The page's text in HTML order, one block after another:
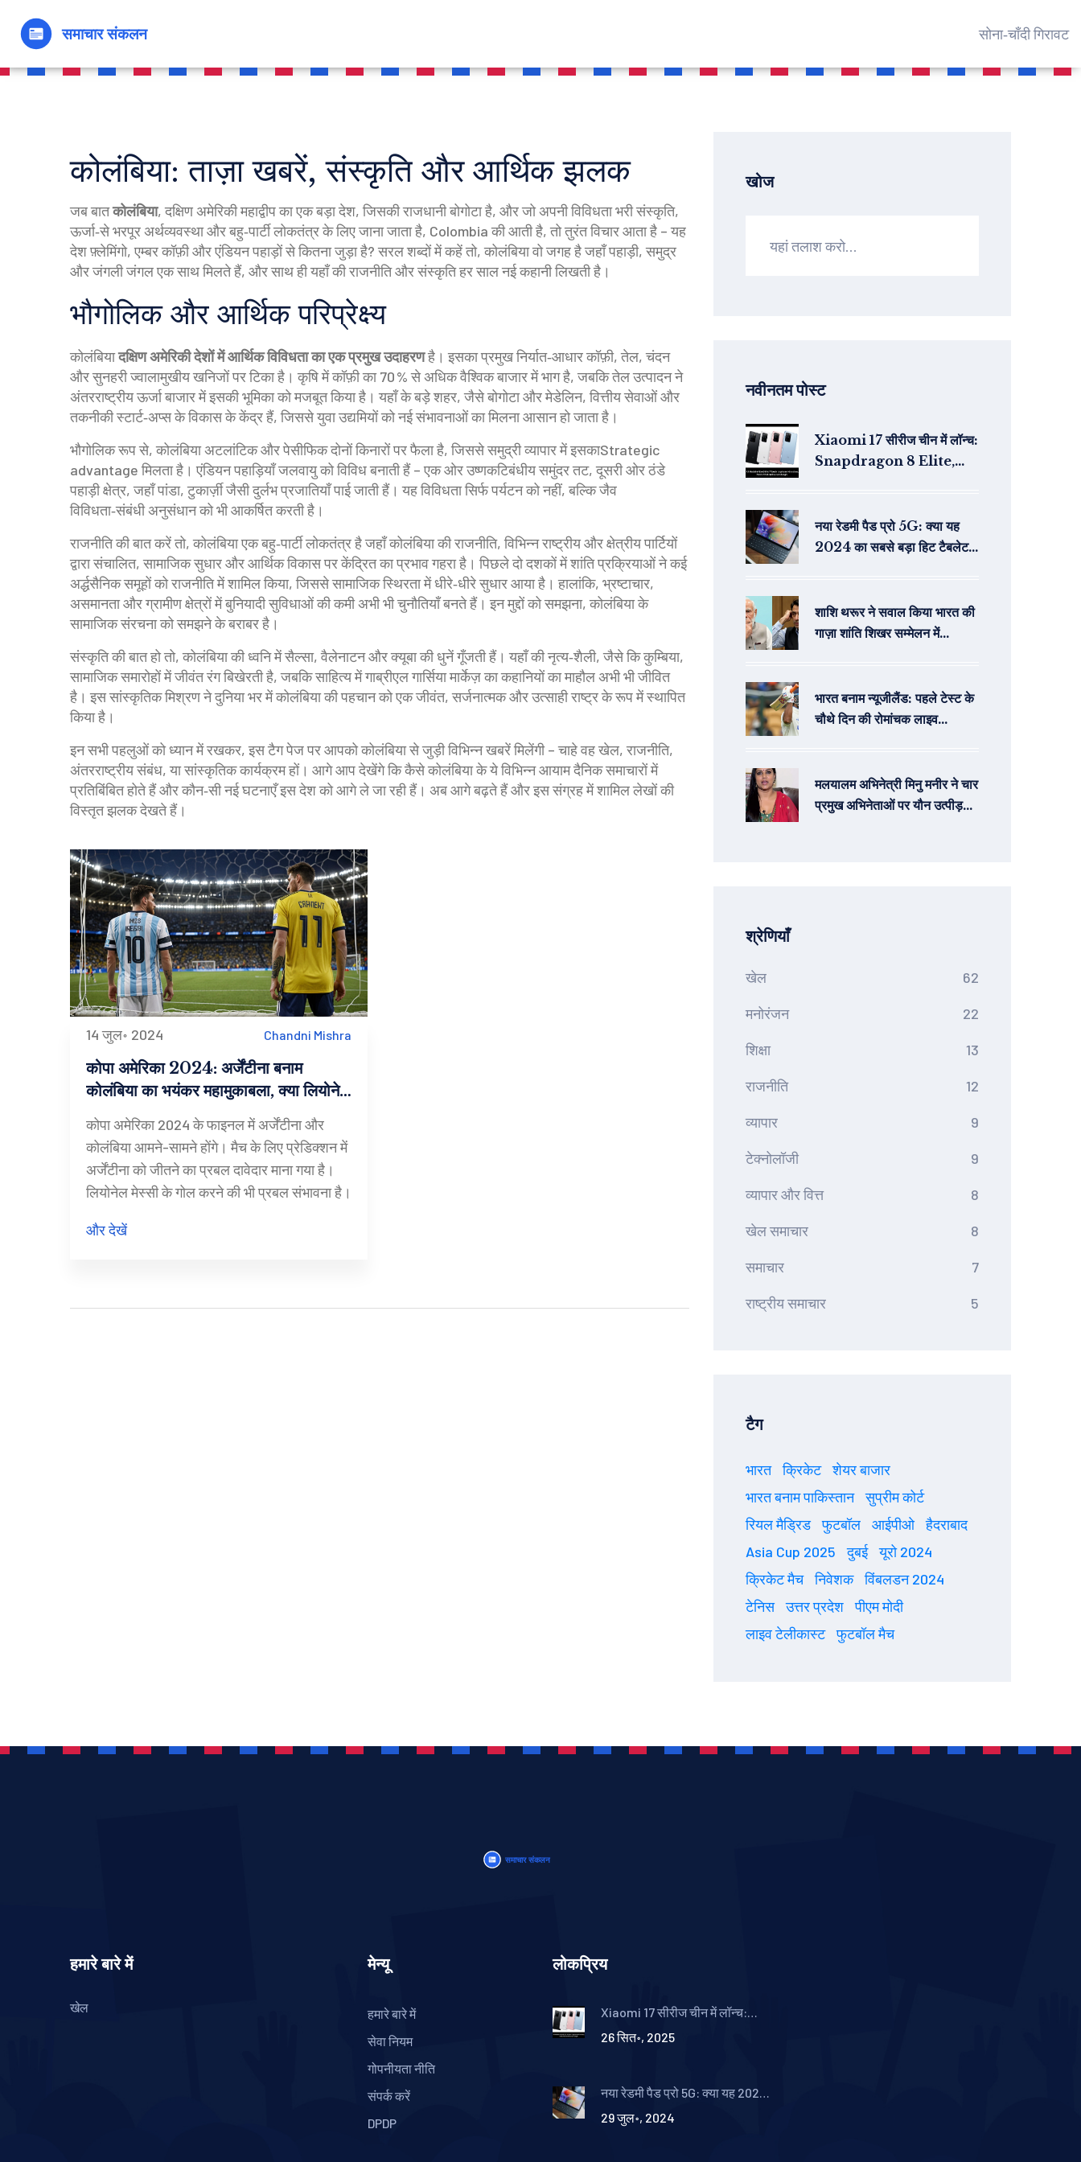
सोना‑चाँदी गिरावट
कोलंबिया: ताज़ा खबरें, संस्कृति और आर्थिक झलक
जब बातकोलंबिया,दक्षिण अमेरिकी महाद्वीप का एक बड़ा देश, जिसकी राजधानी बोगोटा है, और जो अपनी विविधता भरी संस्कृति,
ऊर्जा‑से भरपूर अर्थव्यवस्था और बहु‑पार्टी लोकतंत्र के लिए जाना जाता है, Colombiaकी आती है, तो तुरंत विचार आता है – यह
देश फ़्लेमिंगो, एम्बर कॉफ़ी और एंडियन पहाड़ों से कितना जुड़ा है? सरल शब्दों में कहें तो, कोलंबिया वो जगह है जहाँ पहाड़ी, समुद्र
और जंगली जंगल एक साथ मिलते हैं, और साथ ही यहाँ की राजनीति और संस्कृति हर साल नई कहानी लिखती है।
भौगोलिक और आर्थिक परिप्रेक्ष्य
कोलंबियादक्षिण अमेरिकी देशों में आर्थिक विविधता का एक प्रमुख उदाहरणहै। इसका प्रमुख निर्यात‑आधार कॉफ़ी, तेल, चंदन
और सुनहरी ज्वालामुखीय खनिजों पर टिका है। कृषि में कॉफ़ी का 70 % से अधिक वैश्विक बाजार में भाग है, जबकि तेल उत्पादन ने
अंतरराष्ट्रीय ऊर्जा बाजार में इसकी भूमिका को मजबूत किया है। यहाँ के बड़े शहर, जैसे बोगोटा और मेडेलिन, वित्तीय सेवाओं और
तकनीकी स्टार्ट‑अप्स के विकास के केंद्र हैं, जिससे युवा उद्यमियों को नई संभावनाओं का मिलना आसान हो जाता है।
भौगोलिक रूप से, कोलंबिया अटलांटिक और पेसीफिक दोनों किनारों पर फैला है, जिससे समुद्री व्यापार में इसकाStrategic
advantage मिलता है। एंडियन पहाड़ियाँ जलवायु को विविध बनाती हैं – एक ओर उष्णकटिबंधीय समुंदर तट, दूसरी ओर ठंडे
पहाड़ी क्षेत्र, जहाँ पांडा, टुकार्ज़ी जैसी दुर्लभ प्रजातियाँ पाई जाती हैं। यह विविधता सिर्फ पर्यटन को नहीं, बल्कि जैव
विविधता‑संबंधी अनुसंधान को भी आकर्षित करती है।
राजनीति की बात करें तो, कोलंबिया एक बहु‑पार्टी लोकतंत्र है जहाँकोलंबिया की राजनीति,विभिन्न राष्ट्रीय और क्षेत्रीय पार्टियों
द्वारा संचालित, सामाजिक सुधार और आर्थिक विकास पर केंद्रितका प्रभाव गहरा है। पिछले दो दशकों में शांति प्रक्रियाओं ने कई
अर्द्धसैनिक समूहों को राजनीति में शामिल किया, जिससे सामाजिक स्थिरता में धीरे‑धीरे सुधार आया है। हालांकि, भ्रष्टाचार,
असमानता और ग्रामीण क्षेत्रों में बुनियादी सुविधाओं की कमी अभी भी चुनौतियाँ बनते हैं। इन मुद्दों को समझना, कोलंबिया के
सामाजिक संरचना को समझने के बराबर है।
संस्कृति की बात हो तो, कोलंबिया की ध्वनि में सैल्सा, वैलेनाटन और क्यूबा की धुनें गूँजती हैं। यहाँ की नृत्य‑शैली, जैसे कि कुम्बिया,
सामाजिक समारोहों में जीवंत रंग बिखेरती है, जबकि साहित्य में गाब्रीएल गार्सिया मार्केज़ का कहानियों का माहौल अभी भी जीवित
है। इस सांस्कृतिक मिश्रण ने दुनिया भर में कोलंबिया की पहचान को एक जीवंत, सर्जनात्मक और उत्साही राष्ट्र के रूप में स्थापित
किया है।
इन सभी पहलुओं को ध्यान में रखकर, इस टैग पेज पर आपको कोलंबिया से जुड़ी विभिन्न खबरें मिलेंगी – चाहे वह खेल, राजनीति,
अंतरराष्ट्रीय संबंध, या सांस्कृतिक कार्यक्रम हों। आगे आप देखेंगे कि कैसे कोलंबिया के ये विभिन्न आयाम दैनिक समाचारों में
प्रतिबिंबित होते हैं और कौन‑सी नई घटनाएँ इस देश को आगे ले जा रही हैं। अब आगे बढ़ते हैं और इस संग्रह में शामिल लेखों की
विस्तृत झलक देखते हैं।
14 जुल॰ 2024 Chandni Mishra
कोपा अमेरिका 2024: अर्जेंटीना बनाम
कोलंबिया का भयंकर महामुकाबला, क्या लियोनेल
मेस्सी करेंगे जादू?
कोपा अमेरिका 2024 के फाइनल में अर्जेंटीना और
कोलंबिया आमने-सामने होंगे। मैच के लिए प्रेडिक्शन में
अर्जेंटीना को जीतने का प्रबल दावेदार माना गया है।
लियोनेल मेस्सी के गोल करने की भी प्रबल संभावना है।
और देखें
खोज
नवीनतम पोस्ट
Xiaomi 17 सीरीज चीन में लॉन्च:
Snapdragon 8 Elite,
नया रेडमी पैड प्रो 5G: क्या यह
2024 का सबसे बड़ा हिट टैबलेट
शाशि थरूर ने सवाल किया भारत की
गाज़ा शांति शिखर सम्मेलन में
भारत बनाम न्यूजीलैंड: पहले टेस्ट के
चौथे दिन की रोमांचक लाइव
मलयालम अभिनेत्री मिनु मनीर ने चार
प्रमुख अभिनेताओं पर यौन उत्पीड़न
श्रेणियाँ
खेल 62
मनोरंजन 22
शिक्षा 13
राजनीति 12
व्यापार 9
टेक्नोलॉजी 9
व्यापार और वित्त 8
खेल समाचार 8
समाचार 7
राष्ट्रीय समाचार 5
टैग
भारत क्रिकेट
शेयर बाजार
भारत बनाम पाकिस्तान
सुप्रीम कोर्ट
रियल मैड्रिड
फुटबॉल आईपीओ
हैदराबाद
Asia Cup 2025
दुबई
यूरो 2024
क्रिकेट मैच
निवेशक
विंबलडन 2024
टेनिस
उत्तर प्रदेश
पीएम मोदी
लाइव टेलीकास्ट
फुटबॉल मैच
हमारे बारे में
खेल
मेन्यू
हमारे बारे में
सेवा नियम
गोपनीयता नीति
संपर्क करें
DPDP
लोकप्रिय
Xiaomi 17 सीरीज चीन में लॉन्च:
कैमरा और बैक डिस्प्ले
26 सित॰, 2025
नया रेडमी पैड प्रो 5G: क्या यह 2024
29 जुल॰, 2024